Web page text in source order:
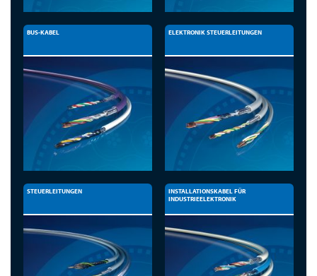
BUS-KABEL ELEKTRONIK STEUERLEITUNGEN
STEUERLEITUNGEN
INSTALLATIONSKABEL FÜR
INDUSTRIEELEKTRONIK